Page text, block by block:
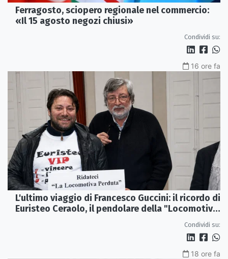
Ferragosto, sciopero regionale nel commercio:
«Il 15 agosto negozi chiusi»
Condividi su:
16 ore fa
L'ultimo viaggio di Francesco Guccini: il ricordo di
Euristeo Ceraolo, il pendolare della "Locomotiva
Condividi su:
18 ore fa